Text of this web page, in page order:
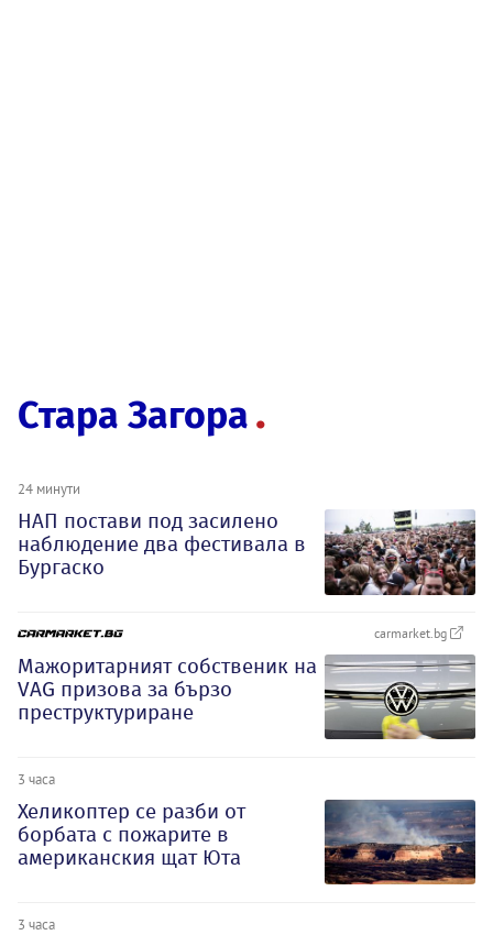
Стара Загора
24 минути
НАП постави под засилено
наблюдение два фестивала в
Бургаско
carmarket.bg
Мажоритарният собственик на
VAG призова за бързо
преструктуриране
3 часа
Хеликоптер се разби от
борбата с пожарите в
американския щат Юта
3 часа